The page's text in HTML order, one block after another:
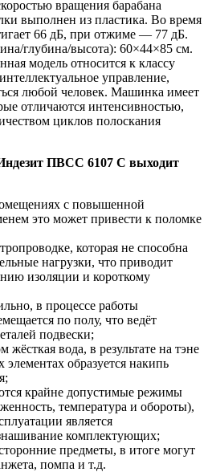
вращения барабана
выполнен из пластика. Во время
66 дБ, при отжиме — 77 дБ.
глубина/высота): 60×44×85 см.
модель относится к классу
управление,
любой человек. Машинка имеет
отличаются интенсивностью,
циклов полоскания
ПВСС 6107 С выходит
с повышенной
это может привести к поломке
которая не способна
нагрузки, что приводит
изоляции и короткому
в процессе работы
по полу, что ведёт
подвески;
жёсткая вода, в результате на тэне
образуется накипь
крайне допустимые режимы
температура и обороты),
является
комплектующих;
предметы, в итоге могут
помпа и т.д.